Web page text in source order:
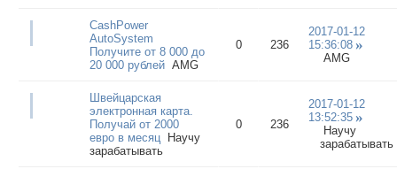
CashPower
AutoSystem
Получите от 8 000 до
20 000 рублей AMG
0 236
2017-01-12
15:36:08
AMG
Швейцарская
электронная карта.
Получай от 2000
евро в месяц
Научу
зарабатывать
0 236
2017-01-12
13:52:35
Научу
зарабатывать